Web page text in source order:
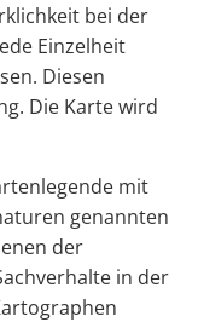
bei der
Einzelheit
Diesen
Die Karte wird
mit
genannten
der
in der